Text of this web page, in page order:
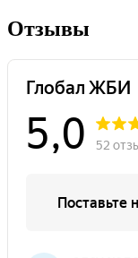
поле
пустым.
поле
пустым.
Отзывы